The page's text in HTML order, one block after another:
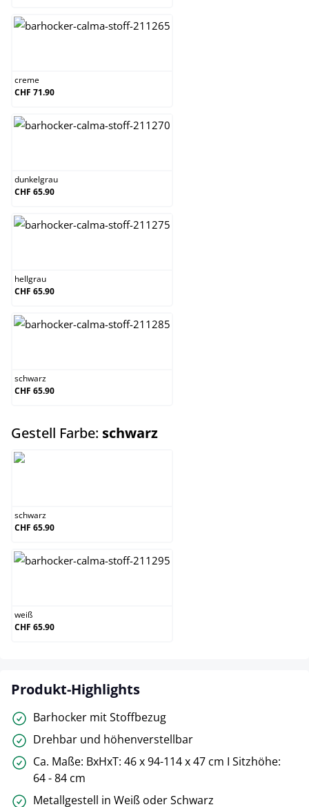
creme
CHF 71.90
dunkelgrau
CHF 65.90
hellgrau
CHF 65.90
schwarz
CHF 65.90
Gestell Farbe: schwarzauswählen
schwarz
CHF 65.90
weiß
CHF 65.90
Produkt-Highlights
Barhocker mit Stoffbezug
Drehbar und höhenverstellbar
Ca. Maße: BxHxT: 46 x 94-114 x 47 cm I Sitzhöhe:
64 - 84 cm
Metallgestell in Weiß oder Schwarz